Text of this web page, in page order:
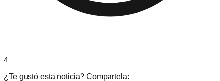
4
¿Te gustó esta noticia? Compártela: